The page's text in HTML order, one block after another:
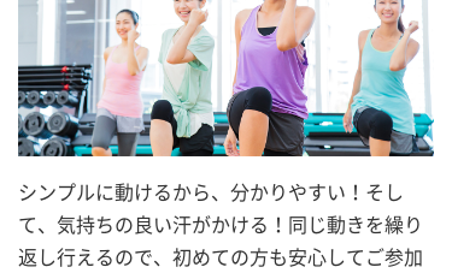
シンプルに動けるから、分かりやすい！そし
て、気持ちの良い汗がかける！同じ動きを繰り
返し行えるので、初めての方も安心してご参加